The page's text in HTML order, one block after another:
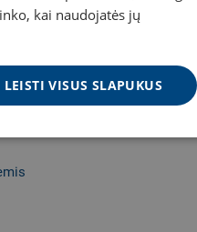
kai naudojatės jų
LEISTI VISUS SLAPUKUS